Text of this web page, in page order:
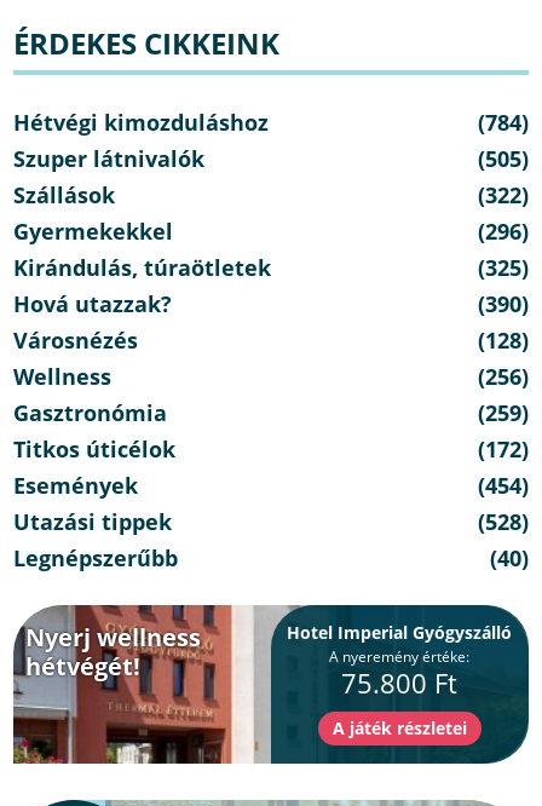
ÉRDEKES CIKKEINK
Hétvégi kimozduláshoz
(784)
Szuper látnivalók
(505)
Szállások
(322)
Gyermekekkel
(296)
Kirándulás, túraötletek
(325)
Hová utazzak?
(390)
Városnézés
(128)
Wellness
(256)
Gasztronómia
(259)
Titkos úticélok
(172)
Események
(454)
Utazási tippek
(528)
Legnépszerűbb
(40)
Nyerj wellness
hétvégét!
Hotel Imperial Gyógyszálló
A nyeremény értéke:
75.800 Ft